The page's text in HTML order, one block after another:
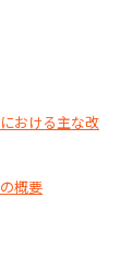
おける主な改
概要